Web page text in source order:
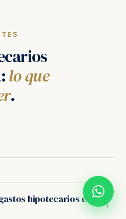
lo que
.
hipotecarios en
+